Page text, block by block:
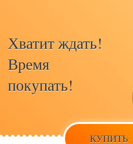
Хватит ждать!
Время
покупать!
КУПИТЬ